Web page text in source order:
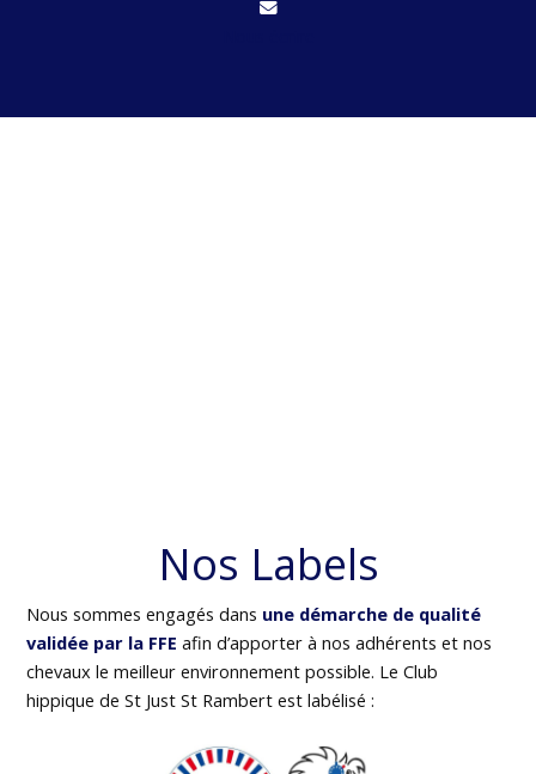
Nos Labels
Nous sommes engagés dans une démarche de qualité
validée par la FFE afin d’apporter à nos adhérents et nos
chevaux le meilleur environnement possible. Le Club
hippique de St Just St Rambert est labélisé :